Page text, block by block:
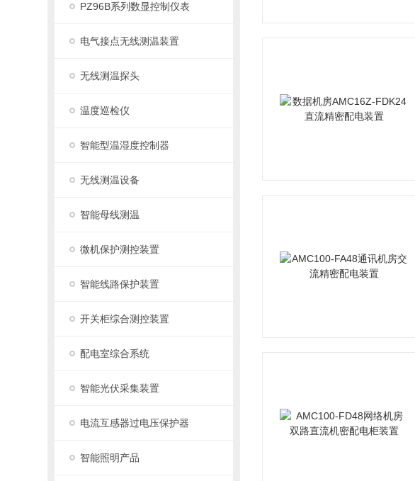
PZ96B系列数显控制仪表
电气接点无线测温装置
无线测温探头
温度巡检仪
智能型温湿度控制器
无线测温设备
智能母线测温
微机保护测控装置
智能线路保护装置
开关柜综合测控装置
配电室综合系统
智能光伏采集装置
电流互感器过电压保护器
智能照明产品